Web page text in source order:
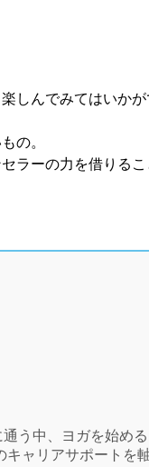
しんでみてはいか
の。
ラーの力を借りるこ
う中、ヨガを始め
ャリアサポート